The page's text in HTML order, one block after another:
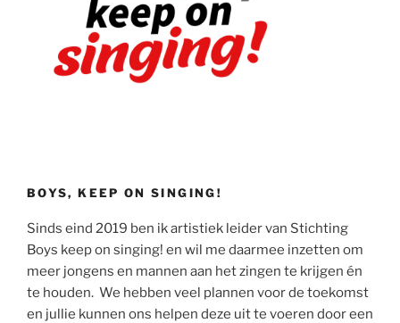
BOYS, KEEP ON SINGING!
Sinds eind 2019 ben ik artistiek leider van Stichting
Boys keep on singing! en wil me daarmee inzetten om
meer jongens en mannen aan het zingen te krijgen én
te houden. We hebben veel plannen voor de toekomst
en jullie kunnen ons helpen deze uit te voeren door een